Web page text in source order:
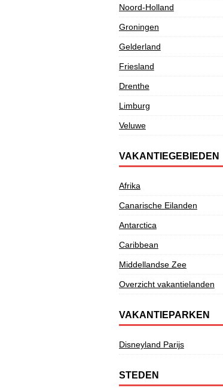
Noord-Holland
Groningen
Gelderland
Friesland
Drenthe
Limburg
Veluwe
VAKANTIEGEBIEDEN
Afrika
Canarische Eilanden
Antarctica
Caribbean
Middellandse Zee
Overzicht vakantielanden
VAKANTIEPARKEN
Disneyland Parijs
STEDEN